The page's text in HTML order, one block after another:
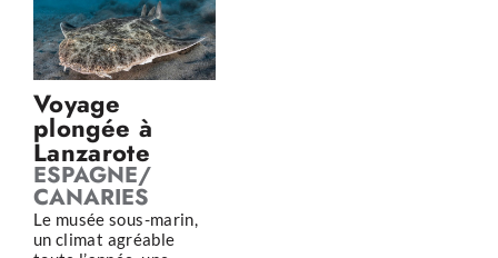
Voyage
plongée à
Lanzarote
ESPAGNE/
CANARIES
Le musée sous-marin,
un climat agréable